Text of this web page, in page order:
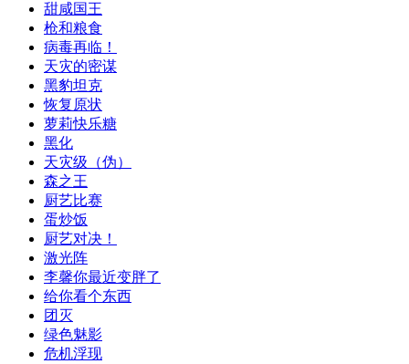
甜咸国王
枪和粮食
病毒再临！
天灾的密谋
黑豹坦克
恢复原状
萝莉快乐糖
黑化
天灾级（伪）
森之王
厨艺比赛
蛋炒饭
厨艺对决！
激光阵
李馨你最近变胖了
给你看个东西
团灭
绿色魅影
危机浮现